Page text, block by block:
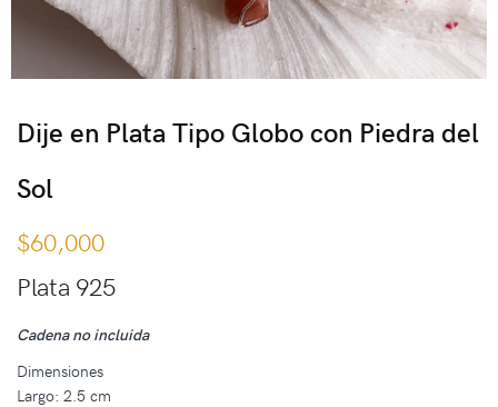
Dije en Plata Tipo Globo con Piedra del
Sol
$60,000
Plata 925
Cadena no incluida
Dimensiones
Largo: 2.5 cm